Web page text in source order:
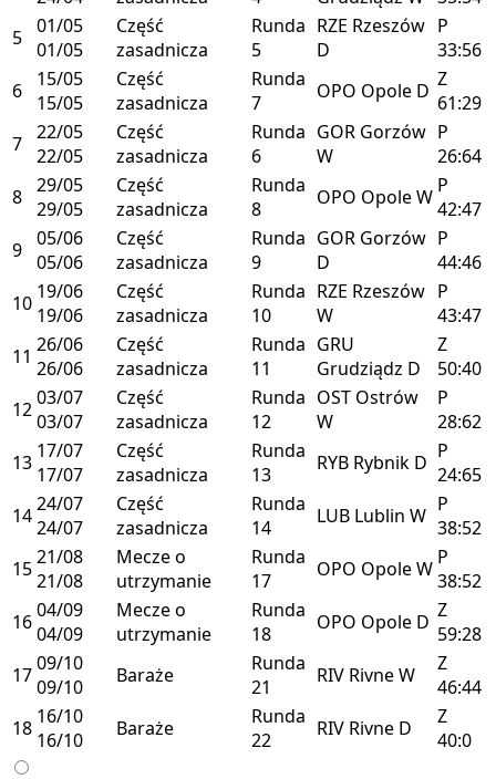
5 01/05
01/05
Część
zasadnicza
Runda
5
RZE Rzeszów
D
P
33:56
6
15/05
15/05
Część
zasadnicza
Runda
7
OPO Opole D Z
61:29
7 22/05
22/05
Część
zasadnicza
Runda
6
GOR Gorzów
W
P
26:64
8 29/05
29/05
Część
zasadnicza
Runda
8
OPO OpoleW P
42:47
9 05/06
05/06
Część
zasadnicza
Runda
9
GOR Gorzów
D
P
44:46
10 19/06
19/06
Część
zasadnicza
Runda
10
RZE Rzeszów
W
P
43:47
11 26/06
26/06
Część
zasadnicza
Runda
11
GRU
Grudziądz D
Z
50:40
1203/07
03/07
Część
zasadnicza
Runda
12
OST Ostrów
W
P
28:62
13 17/07
17/07
Część
zasadnicza
Runda
13
RYB Rybnik D P
24:65
1424/07
24/07
Część
zasadnicza
Runda
14
LUB Lublin W P
38:52
1521/08
21/08
Mecze o
utrzymanie
Runda
17
OPO OpoleW P
38:52
1604/09
04/09
Mecze o
utrzymanie
Runda
18
OPO Opole D Z
59:28
1709/10
09/10
Baraże
Runda
21
RIV RivneW
Z
46:44
18 16/10
16/10
Baraże
Runda
22
RIV Rivne D
Z
40:0